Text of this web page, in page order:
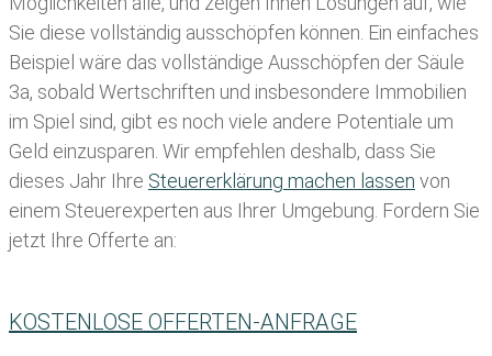
Sie diese vollständig ausschöpfen können. Ein einfaches
Beispiel wäre das vollständige Ausschöpfen der Säule
3a, sobald Wertschriften und insbesondere Immobilien
im Spiel sind, gibt es noch viele andere Potentiale um
Geld einzusparen. Wir empfehlen deshalb, dass Sie
dieses Jahr Ihre Steuererklärung machen lassen von
einem Steuerexperten aus Ihrer Umgebung. Fordern Sie
jetzt Ihre Offerte an:
KOSTENLOSE OFFERTEN-ANFRAGE